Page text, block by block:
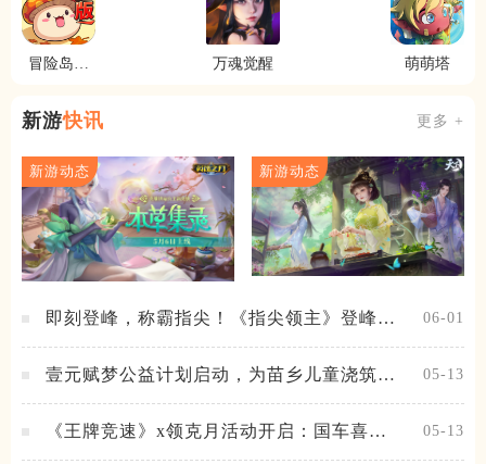
冒险岛联
万魂觉醒 萌萌塔
新游快讯 更多 +
新游动态 新游动态
即刻登峰，称霸指尖！《指尖领主》登峰测
06-01
壹元赋梦公益计划启动，为苗乡儿童浇筑梦
05-13
《王牌竞速》x领克月活动开启：国车喜迎
05-13